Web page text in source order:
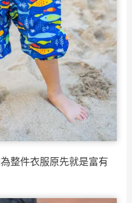
整件衣服原先就是富有